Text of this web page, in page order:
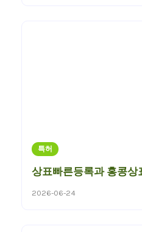
특허
상표빠른등록과 홍콩상
2026-06-24